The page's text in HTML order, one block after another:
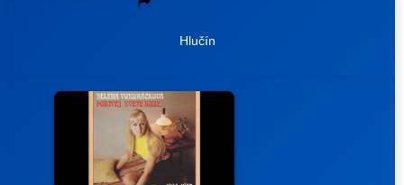
Hlučín